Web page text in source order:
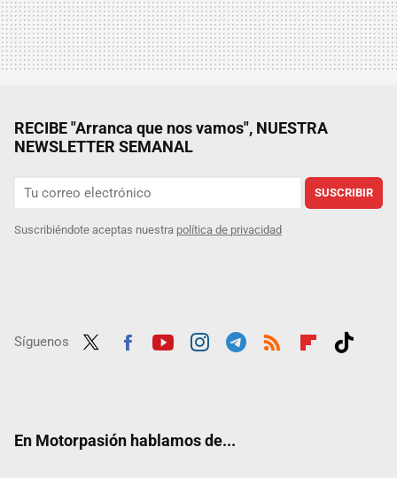
RECIBE "Arranca que nos vamos", NUESTRA
NEWSLETTER SEMANAL
SUSCRIBIR
Suscribiéndote aceptas nuestra política de privacidad
Síguenos
En Motorpasión hablamos de...